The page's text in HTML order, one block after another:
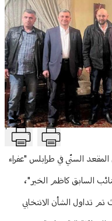
الشأن الإنتخابي T
السنّي في طرابلس "عفراء
السابق كاظم الخير"،
تم تداول الشأن الانتخابي